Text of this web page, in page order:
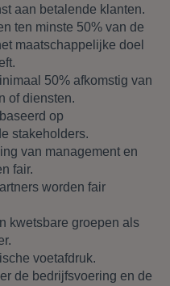
aan betalende klanten.
ten minste 50% van de
maatschappelijke doel
50% afkomstig van
of diensten.
op
stakeholders.
van management en
fair.
worden fair
kwetsbare groepen als
voetafdruk.
de bedrijfsvoering en de